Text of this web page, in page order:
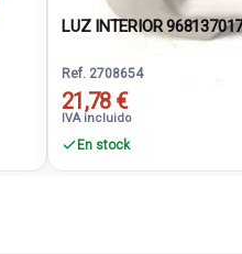
LUZ INTERIOR
Ref. 2708654
21,78 €
IVA incluido
En stock